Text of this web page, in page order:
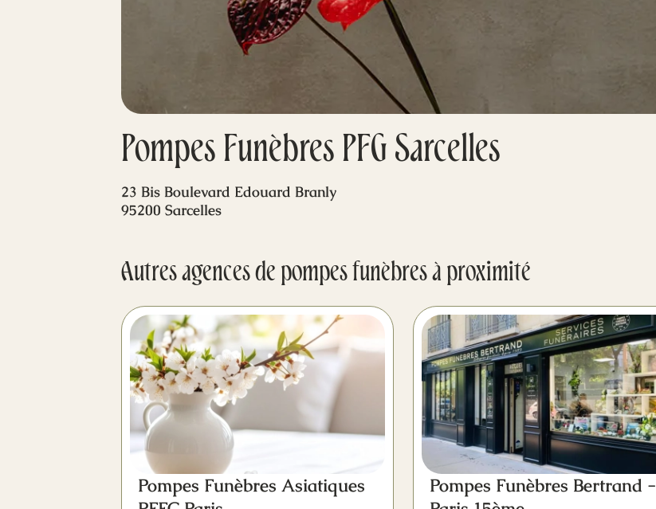
Pompes Funèbres PFG Sarcelles
23 Bis Boulevard Edouard Branly
95200 Sarcelles
Autres agences de pompes funèbres à proximité
Pompes Funèbres Asiatiques
Pompes Funèbres Bertrand -